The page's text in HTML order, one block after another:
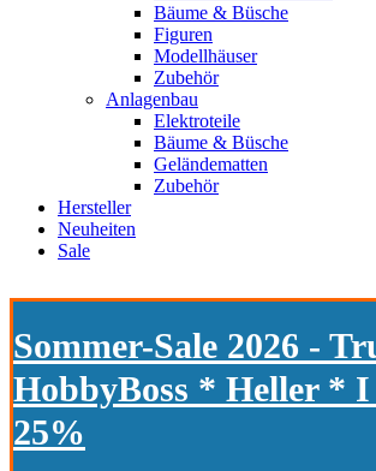
Bäume & Büsche
Figuren
Modellhäuser
Zubehör
Anlagenbau
Elektroteile
Bäume & Büsche
Geländematten
Zubehör
Hersteller
Neuheiten
Sale
Sommer-Sale 2026 -
HobbyBoss * Heller *
25%